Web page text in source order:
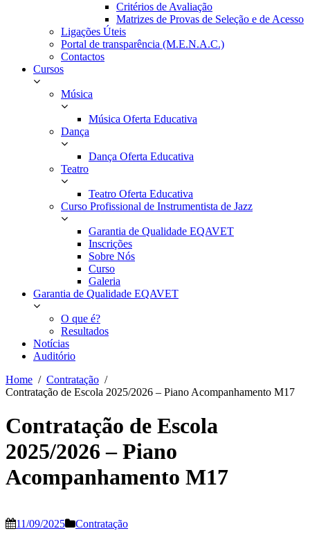
Critérios de Avaliação
Matrizes de Provas de Seleção e de Acesso
Ligações Úteis
Portal de transparência (M.E.N.A.C.)
Contactos
Cursos
Música
Música Oferta Educativa
Dança
Dança Oferta Educativa
Teatro
Teatro Oferta Educativa
Curso Profissional de Instrumentista de Jazz
Garantia de Qualidade EQAVET
Inscrições
Sobre Nós
Curso
Galeria
Garantia de Qualidade EQAVET
O que é?
Resultados
Notícias
Auditório
Home
Contratação
Contratação de Escola 2025/2026 – Piano Acompanhamento M17
Contratação de Escola
2025/2026 – Piano
Acompanhamento M17
11/09/2025
Contratação